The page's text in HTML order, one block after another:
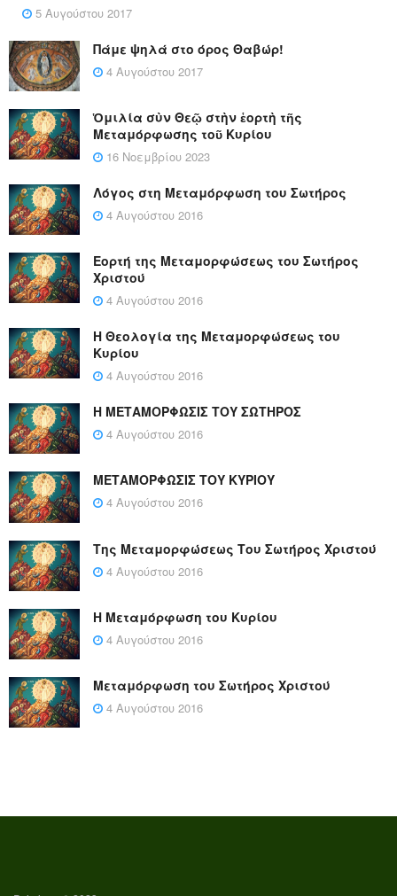
5 Αυγούστου 2017
Πάμε ψηλά στο όρος Θαβώρ!
4 Αυγούστου 2017
Ὁμιλία σὺν Θεῷ στὴν ἑορτὴ τῆς
Μεταμόρφωσης τοῦ Κυρίου
16 Νοεμβρίου 2023
Λόγος στη Μεταμόρφωση του Σωτήρος
4 Αυγούστου 2016
Εορτή της Μεταμορφώσεως του Σωτήρος
Χριστού
4 Αυγούστου 2016
Η Θεολογία της Μεταμορφώσεως του
Κυρίου
4 Αυγούστου 2016
Η ΜΕΤΑΜΟΡΦΩΣΙΣ ΤΟΥ ΣΩΤΗΡΟΣ
4 Αυγούστου 2016
ΜΕΤΑΜΟΡΦΩΣΙΣ ΤΟΥ ΚΥΡΙΟΥ
4 Αυγούστου 2016
Της Μεταμορφώσεως Του Σωτήρος Χριστού
4 Αυγούστου 2016
Η Μεταμόρφωση του Κυρίου
4 Αυγούστου 2016
Μεταμόρφωση του Σωτήρος Χριστού
4 Αυγούστου 2016